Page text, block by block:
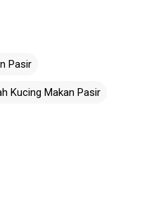
Pasir
Kucing Makan Pasir